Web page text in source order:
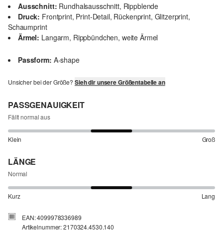
Ausschnitt: Rundhalsausschnitt, Rippblende
Druck: Frontprint, Print-Detail, Rückenprint, Glitzerprint,
Schaumprint
Ärmel: Langarm, Rippbündchen, weite Ärmel
Passform: A-shape
Unsicher bei der Größe? Sieh dir unsere Größentabelle an
PASSGENAUIGKEIT
Fällt normal aus
Klein Groß
LÄNGE
Normal
Kurz Lang
EAN: 4099978336989
Artikelnummer: 2170324.4530.140